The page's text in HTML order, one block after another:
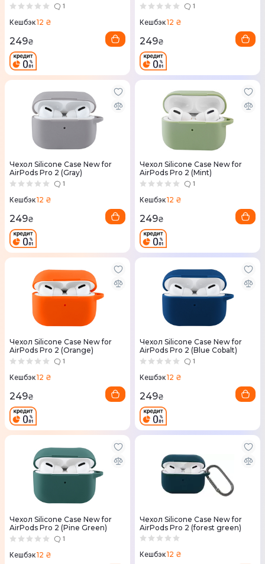
1
Кешбэк12 ₴
249₴
1
Кешбэк12 ₴
249₴
Чехол Silicone Case New for
AirPods Pro 2 (Gray)
1
Кешбэк12 ₴
249₴
Чехол Silicone Case New for
AirPods Pro 2 (Mint)
1
Кешбэк12 ₴
249₴
Чехол Silicone Case New for
AirPods Pro 2 (Orange)
1
Кешбэк12 ₴
249₴
Чехол Silicone Case New for
AirPods Pro 2 (Blue Cobalt)
1
Кешбэк12 ₴
249₴
Чехол Silicone Case New for
AirPods Pro 2 (Pine Green)
1
Кешбэк12 ₴
Чехол Silicone Case New for
AirPods Pro 2 (forest green)
Кешбэк12 ₴